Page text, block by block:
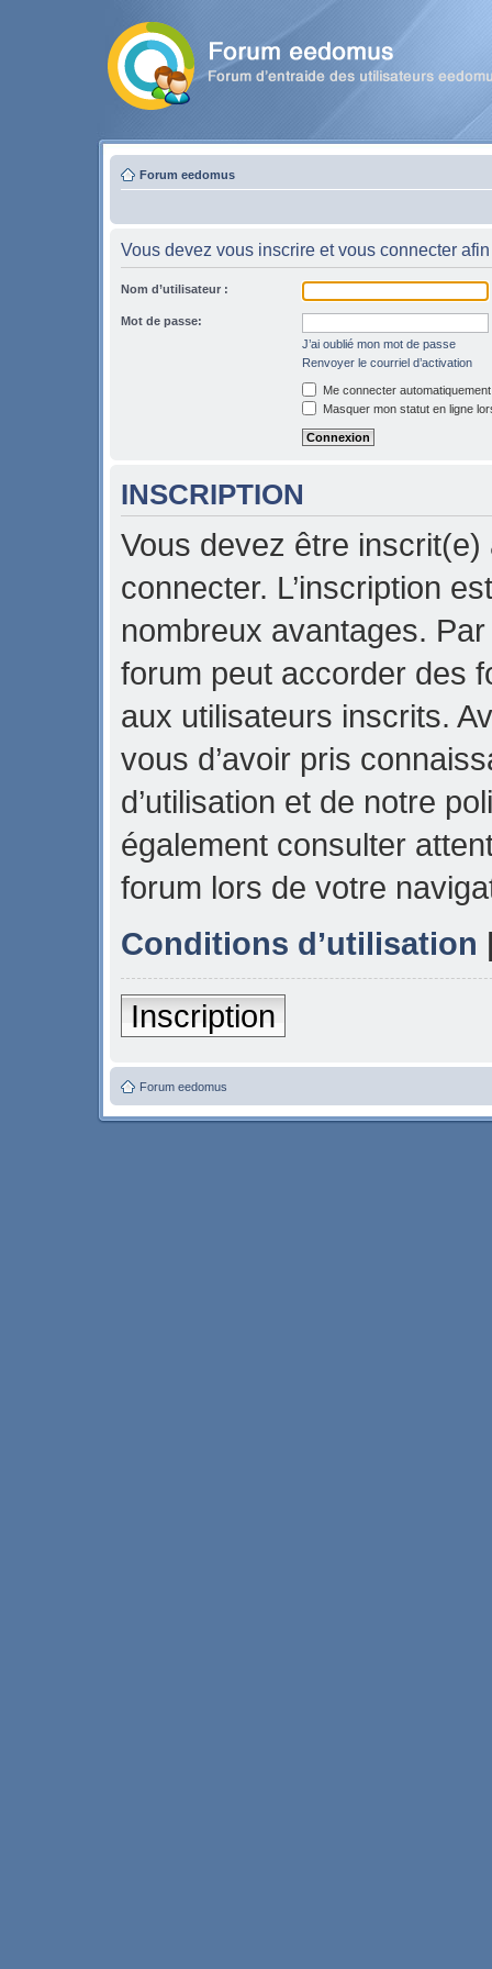
Forum eedomus
Vous devez vous inscrire et vous connecter
Nom d’utilisateur :
Mot de passe:
J’ai oublié mon mot de passe
Renvoyer le courriel d’activation
Me connecter
Masquer mon statut en ligne
INSCRIPTION
Vous devez être
connecter. L’inscription
nombreux avantages.
forum peut accorder des
aux utilisateurs inscrits.
vous d’avoir pris
d’utilisation et de notre
également consulter
forum lors de votre
Conditions d’utilisation
Inscription
Forum eedomus